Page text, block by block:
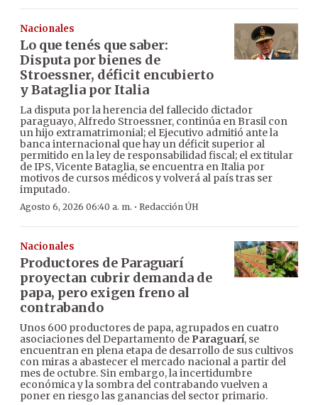
Nacionales
Lo que tenés que saber:
Disputa por bienes de
Stroessner, déficit encubierto
y Bataglia por Italia
La disputa por la herencia del fallecido dictador
paraguayo, Alfredo Stroessner, continúa en Brasil con
un hijo extramatrimonial; el Ejecutivo admitió ante la
banca internacional que hay un déficit superior al
permitido en la ley de responsabilidad fiscal; el ex titular
de IPS, Vicente Bataglia, se encuentra en Italia por
motivos de cursos médicos y volverá al país tras ser
imputado.
Agosto 6, 2026 06:40 a. m. · Redacción ÚH
Nacionales
Productores de Paraguarí
proyectan cubrir demanda de
papa, pero exigen freno al
contrabando
Unos 600 productores de papa, agrupados en cuatro
asociaciones del Departamento de Paraguarí, se
encuentran en plena etapa de desarrollo de sus cultivos
con miras a abastecer el mercado nacional a partir del
mes de octubre. Sin embargo, la incertidumbre
económica y la sombra del contrabando vuelven a
poner en riesgo las ganancias del sector primario.